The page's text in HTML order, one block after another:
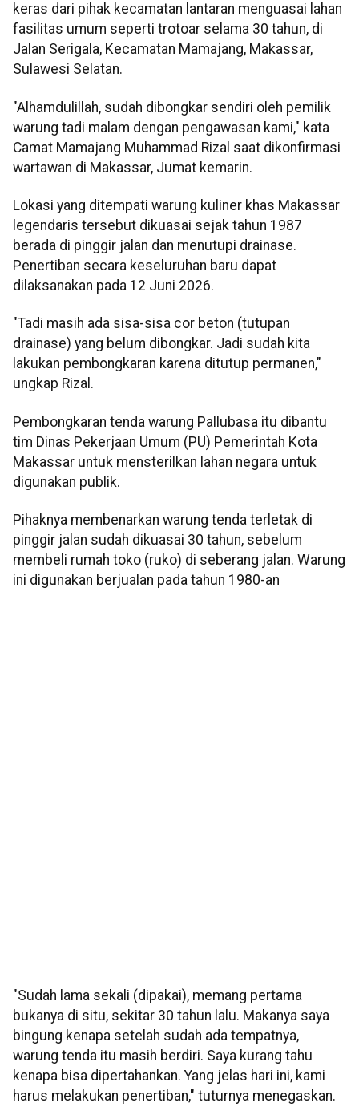
keras dari pihak kecamatan lantaran menguasai lahan
fasilitas umum seperti trotoar selama 30 tahun, di
Jalan Serigala, Kecamatan Mamajang, Makassar,
Sulawesi Selatan.
"Alhamdulillah, sudah dibongkar sendiri oleh pemilik
warung tadi malam dengan pengawasan kami," kata
Camat Mamajang Muhammad Rizal saat dikonfirmasi
wartawan di Makassar, Jumat kemarin.
Lokasi yang ditempati warung kuliner khas Makassar
legendaris tersebut dikuasai sejak tahun 1987
berada di pinggir jalan dan menutupi drainase.
Penertiban secara keseluruhan baru dapat
dilaksanakan pada 12 Juni 2026.
"Tadi masih ada sisa-sisa cor beton (tutupan
drainase) yang belum dibongkar. Jadi sudah kita
lakukan pembongkaran karena ditutup permanen,"
ungkap Rizal.
Pembongkaran tenda warung Pallubasa itu dibantu
tim Dinas Pekerjaan Umum (PU) Pemerintah Kota
Makassar untuk mensterilkan lahan negara untuk
digunakan publik.
Pihaknya membenarkan warung tenda terletak di
pinggir jalan sudah dikuasai 30 tahun, sebelum
membeli rumah toko (ruko) di seberang jalan. Warung
ini digunakan berjualan pada tahun 1980-an
"Sudah lama sekali (dipakai), memang pertama
bukanya di situ, sekitar 30 tahun lalu. Makanya saya
bingung kenapa setelah sudah ada tempatnya,
warung tenda itu masih berdiri. Saya kurang tahu
kenapa bisa dipertahankan. Yang jelas hari ini, kami
harus melakukan penertiban," tuturnya menegaskan.